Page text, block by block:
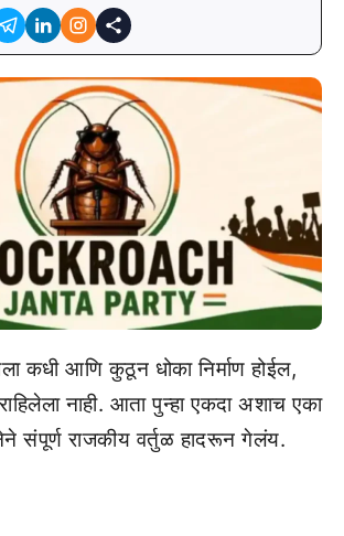
कधी आणि कुठून धोका निर्माण होईल,
नाही. आता पुन्हा एकदा अशाच एका
संपूर्ण राजकीय वर्तुळ हादरून गेलंय.